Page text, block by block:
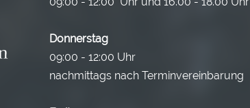
Donnerstag
09:00 - 12:00 Uhr
nachmittags nach Terminvereinbarung